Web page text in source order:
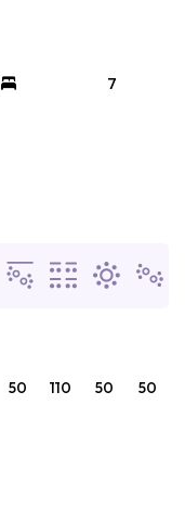
7
50 110 50 50